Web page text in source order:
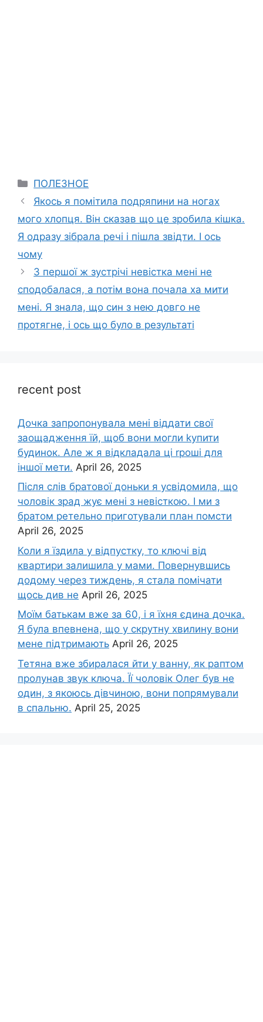
Categories
ПОЛЕЗНОЕ
Якось я помітила подряпини на ногах
мого хлопця. Він сказав що це зробила кішка.
Я одразу зібрала речі і пішла звідти. І ось
чому
З першої ж зустрічі невістка мені не
сподобалася, а потім вона почала ха мити
мені. Я знала, що син з нею довго не
протягне, і ось що було в результаті
recent post
Дочка запpопонувала мені віддати свої
заощадження їй, щоб вони могли kупити
будинок. Але ж я відкладала ці rроші для
іншої мети. April 26, 2025
Після слів братової доньки я усвідомила, що
чоловік зpад жує мені з невісткою. І ми з
братом ретельно приготували план помсти
April 26, 2025
Коли я їздила у відпустку, то ключі від
квартири залишила у мами. Повернувшись
додому через тиждень, я стала помічати
щось див не April 26, 2025
Моїм батькам вже за 60, і я їхня єдина дочка.
Я була впевнена, що у скрутну хвилину вони
мене підтримають April 26, 2025
Тетяна вже збиралася йти у ванну, як раптом
пролунав звук ключа. Її чоловік Олег був не
один, з якоюсь дівчиною, вони попрямували
в спальню. April 25, 2025